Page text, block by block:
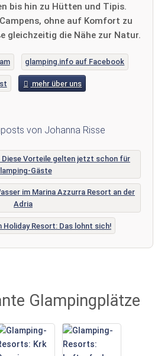
Glampingplätze
bis hin zu Hütten und Tipis.
ohne auf Komfort zu
gleichzeitig die Nähe zur Natur.
glamping.info auf Facebook
mehr über uns
von Johanna Risse
Diese Vorteile gelten jetzt schon für
Gäste
im Marina Azzurra Resort an der
Adria
Holiday Resort: Das lohnt sich!